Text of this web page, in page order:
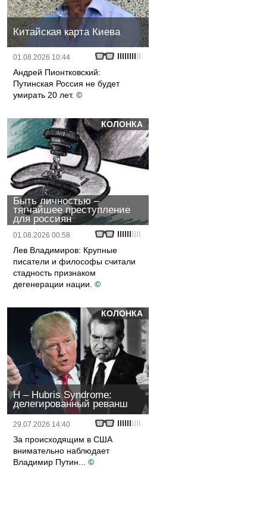
Китайская карта Киева
01.08.2026 10:44
Андрей Пионтковский:
Путинская Россия не будет
умирать 20 лет. ©
КОЛОНКА
Быть личностью –
тягчайшее преступление
для россиян
01.08.2026 00:58
Лев Владимиров: Крупные
писатели и философы считали
стадность признаком
дегенерации нации. ©
КОЛОНКА
H – Hubris Syndrome:
делегированный реванш
29.07.2026 14:40
За происходящим в США
внимательно наблюдает
Владимир Путин...
©